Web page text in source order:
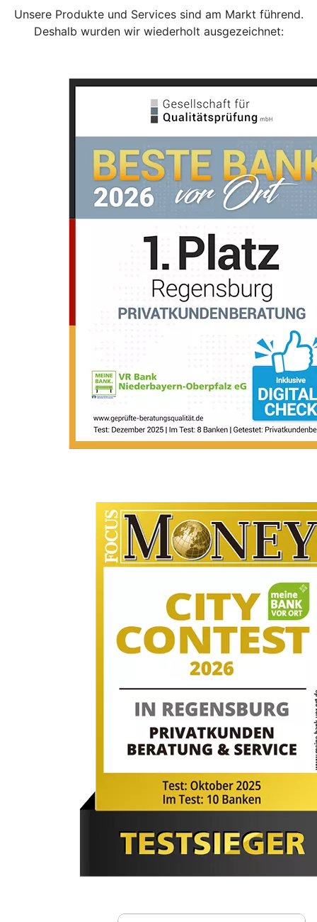
Unsere Produkte und Services sind am Markt führend.
Deshalb wurden wir wiederholt ausgezeichnet: